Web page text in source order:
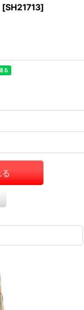
[SH21713]